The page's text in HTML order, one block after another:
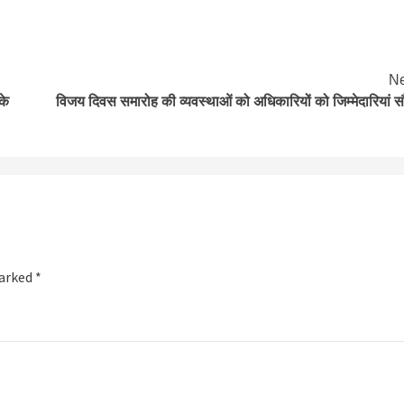
विजय दिवस समारोह की व्यवस्थाओं को अधिकारियों को जिम्मेदारियां
*